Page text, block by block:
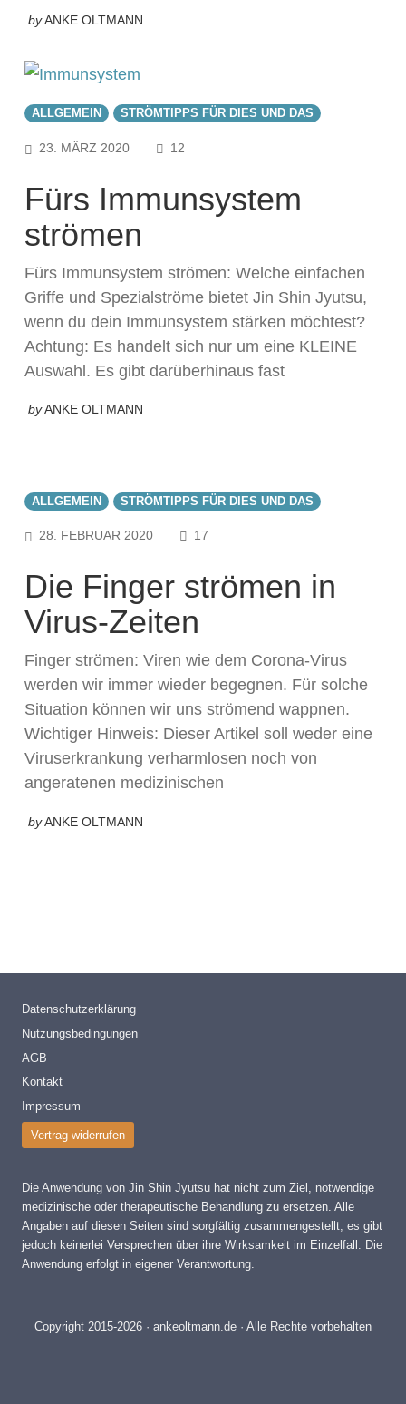
byANKE OLTMANN
ALLGEMEIN STRÖMTIPPS FÜR DIES UND DAS
23. MÄRZ 2020 12
Fürs Immunsystem
strömen
Fürs Immunsystem strömen: Welche einfachen
Griffe und Spezialströme bietet Jin Shin Jyutsu,
wenn du dein Immunsystem stärken möchtest?
Achtung: Es handelt sich nur um eine KLEINE
Auswahl. Es gibt darüberhinaus fast
byANKE OLTMANN
ALLGEMEIN STRÖMTIPPS FÜR DIES UND DAS
28. FEBRUAR 2020 17
Die Finger strömen in
Virus-Zeiten
Finger strömen: Viren wie dem Corona-Virus
werden wir immer wieder begegnen. Für solche
Situation können wir uns strömend wappnen.
Wichtiger Hinweis: Dieser Artikel soll weder eine
Viruserkrankung verharmlosen noch von
angeratenen medizinischen
byANKE OLTMANN
Datenschutzerklärung
Nutzungsbedingungen
AGB
Kontakt
Impressum
Vertrag widerrufen
Die Anwendung von Jin Shin Jyutsu hat nicht zum Ziel, notwendige
medizinische oder therapeutische Behandlung zu ersetzen. Alle
Angaben auf diesen Seiten sind sorgfältig zusammengestellt, es gibt
jedoch keinerlei Versprechen über ihre Wirksamkeit im Einzelfall. Die
Anwendung erfolgt in eigener Verantwortung.
Copyright 2015-2026 · ankeoltmann.de · Alle Rechte vorbehalten